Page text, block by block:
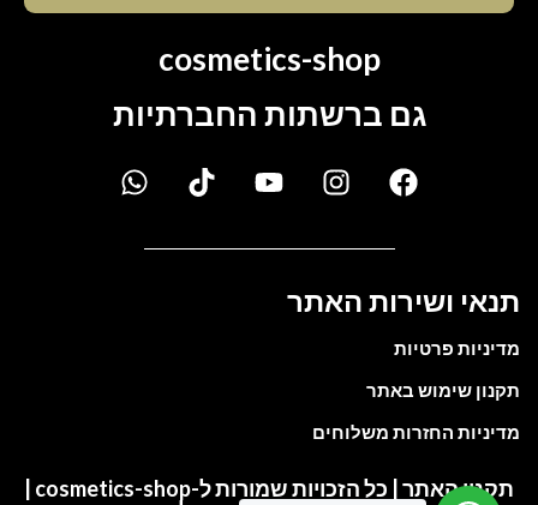
cosmetics-shop
גם ברשתות החברתיות
תנאי ושירות האתר
מדיניות פרטיות
תקנון שימוש באתר
מדיניות החזרות משלוחים
תקנון האתר | כל הזכויות שמורות ל-cosmetics-shop |